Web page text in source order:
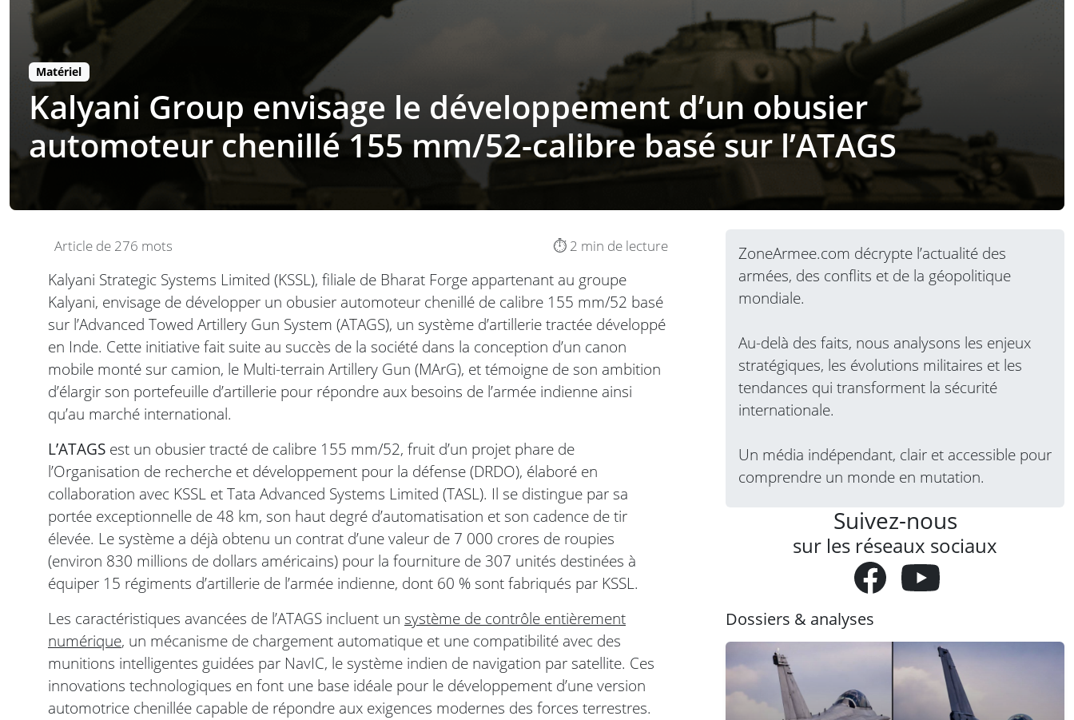
Matériel
Kalyani Group envisage le développement d’un obusier
automoteur chenillé 155 mm/52-calibre basé sur l’ATAGS
Article de 276 mots ⏱️ 2 min de lecture
Kalyani Strategic Systems Limited (KSSL), filiale de Bharat Forge appartenant au groupe
Kalyani, envisage de développer un obusier automoteur chenillé de calibre 155 mm/52 basé
sur l’Advanced Towed Artillery Gun System (ATAGS), un système d’artillerie tractée développé
en Inde. Cette initiative fait suite au succès de la société dans la conception d’un canon
mobile monté sur camion, le Multi-terrain Artillery Gun (MArG), et témoigne de son ambition
d’élargir son portefeuille d’artillerie pour répondre aux besoins de l’armée indienne ainsi
qu’au marché international.
L’ATAGS est un obusier tracté de calibre 155 mm/52, fruit d’un projet phare de
l’Organisation de recherche et développement pour la défense (DRDO), élaboré en
collaboration avec KSSL et Tata Advanced Systems Limited (TASL). Il se distingue par sa
portée exceptionnelle de 48 km, son haut degré d’automatisation et son cadence de tir
élevée. Le système a déjà obtenu un contrat d’une valeur de 7 000 crores de roupies
(environ 830 millions de dollars américains) pour la fourniture de 307 unités destinées à
équiper 15 régiments d’artillerie de l’armée indienne, dont 60 % sont fabriqués par KSSL.
Les caractéristiques avancées de l’ATAGS incluent un système de contrôle entièrement
numérique, un mécanisme de chargement automatique et une compatibilité avec des
munitions intelligentes guidées par NavIC, le système indien de navigation par satellite. Ces
innovations technologiques en font une base idéale pour le développement d’une version
automotrice chenillée capable de répondre aux exigences modernes des forces terrestres.
ZoneArmee.com décrypte l’actualité des
armées, des conflits et de la géopolitique
mondiale.
Au-delà des faits, nous analysons les enjeux
stratégiques, les évolutions militaires et les
tendances qui transforment la sécurité
internationale.
Un média indépendant, clair et accessible pour
comprendre un monde en mutation.
Suivez-nous
sur les réseaux sociaux
Dossiers & analyses